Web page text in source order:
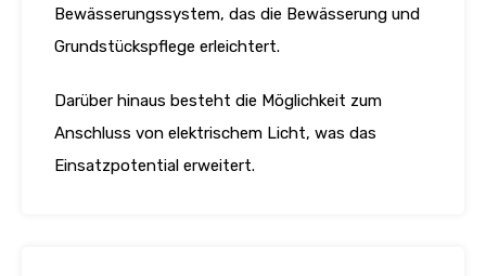
Bewässerungssystem, das die Bewässerung und
Grundstückspflege erleichtert.
Darüber hinaus besteht die Möglichkeit zum
Anschluss von elektrischem Licht, was das
Einsatzpotential erweitert.